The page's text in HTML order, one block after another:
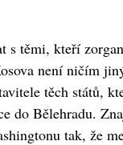
s těmi, kteří
není ničím
těch států,
Bělehradu.
tak, že